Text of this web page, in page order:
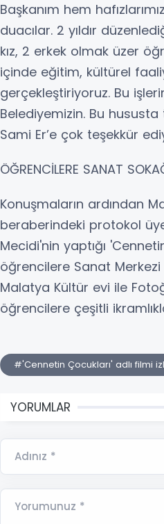
Başkanım hem
duacılar. 2 yıldır
kız, 2 erkek olmak üzer
içinde eğitim, kültürel
gerçekleştiriyoruz. Bu
Belediyemizin. Bu
Sami Er’e çok teşekkür
ÖĞRENCİLERE SANAT
Konuşmaların ardından
beraberindeki protokol
Mecidi'nin yaptığı
öğrencilere Sanat
Malatya Kültür evi ile
öğrencilere çeşitli
#'Cennetin Çocukları' adlı filmi
YORUMLAR
Adınız *
Yorumunuz *